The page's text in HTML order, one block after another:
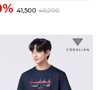
41,500 46,200